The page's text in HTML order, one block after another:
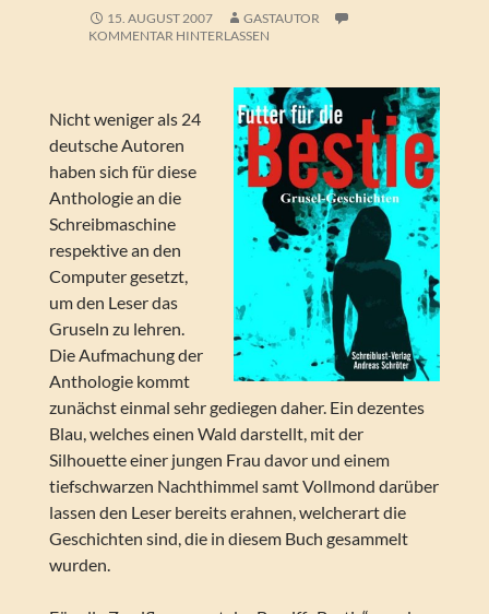
15. AUGUST 2007
GASTAUTOR
KOMMENTAR HINTERLASSEN
Nicht weniger als 24
deutsche Autoren
haben sich für diese
Anthologie an die
Schreibmaschine
respektive an den
Computer gesetzt,
um den Leser das
Gruseln zu lehren.
Die Aufmachung der
Anthologie kommt
zunächst einmal sehr gediegen daher. Ein dezentes
Blau, welches einen Wald darstellt, mit der
Silhouette einer jungen Frau davor und einem
tiefschwarzen Nachthimmel samt Vollmond darüber
lassen den Leser bereits erahnen, welcherart die
Geschichten sind, die in diesem Buch gesammelt
wurden.